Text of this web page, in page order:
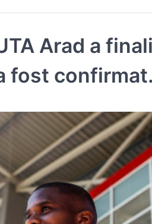
Arad a
fost